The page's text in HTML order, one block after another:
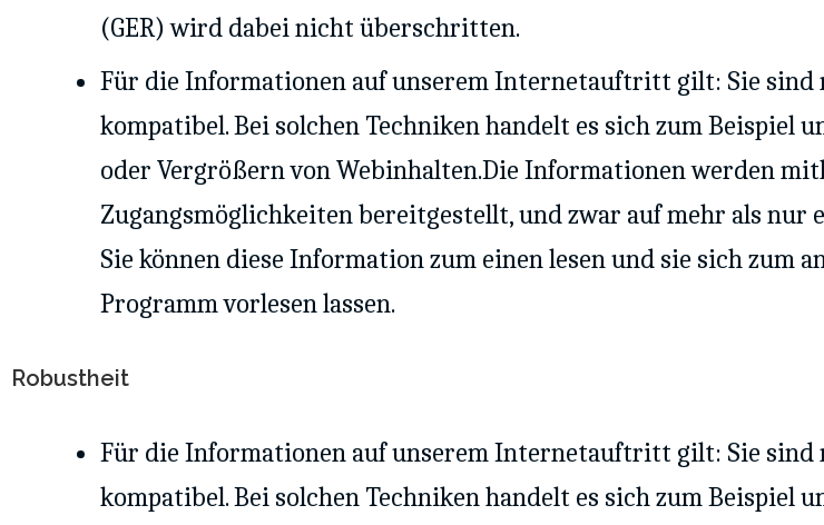
(GER) wird dabei nicht überschritten.
Für die Informationen auf unserem Internetauftritt gilt: Sie sind
kompatibel. Bei solchen Techniken handelt es sich zum Beispiel
oder Vergrößern von Webinhalten.Die Informationen werden
Zugangsmöglichkeiten bereitgestellt, und zwar auf mehr als nur
Sie können diese Information zum einen lesen und sie sich zum
Programm vorlesen lassen.
Robustheit
Für die Informationen auf unserem Internetauftritt gilt: Sie sind
kompatibel. Bei solchen Techniken handelt es sich zum Beispiel